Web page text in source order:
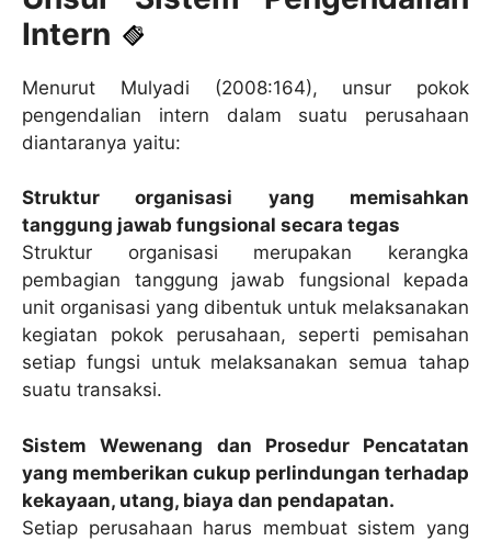
Intern
Menurut Mulyadi (2008:164), unsur pokok
pengendalian intern dalam suatu perusahaan
diantaranya yaitu:
Struktur organisasi yang memisahkan
tanggung jawab fungsional secara tegas
Struktur organisasi merupakan kerangka
pembagian tanggung jawab fungsional kepada
unit organisasi yang dibentuk untuk melaksanakan
kegiatan pokok perusahaan, seperti pemisahan
setiap fungsi untuk melaksanakan semua tahap
suatu transaksi.
Sistem Wewenang dan Prosedur Pencatatan
yang memberikan cukup perlindungan terhadap
kekayaan, utang, biaya dan pendapatan.
Setiap perusahaan harus membuat sistem yang